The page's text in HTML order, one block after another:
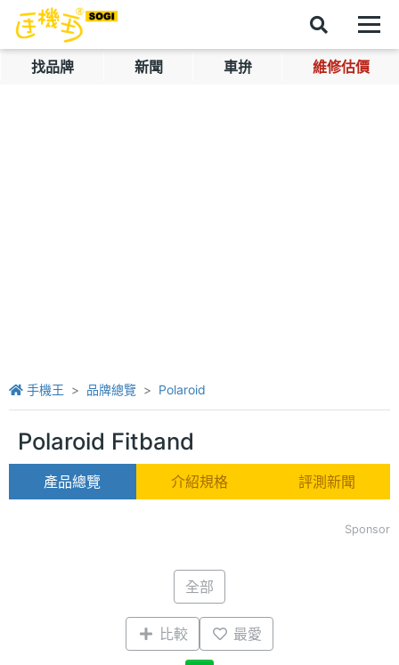
找品牌 新聞 車拚 維修估價
手機王 品牌總覽 Polaroid
Polaroid Fitband
產品總覽 介紹規格 評測新聞
Sponsor
全部
比較 最愛